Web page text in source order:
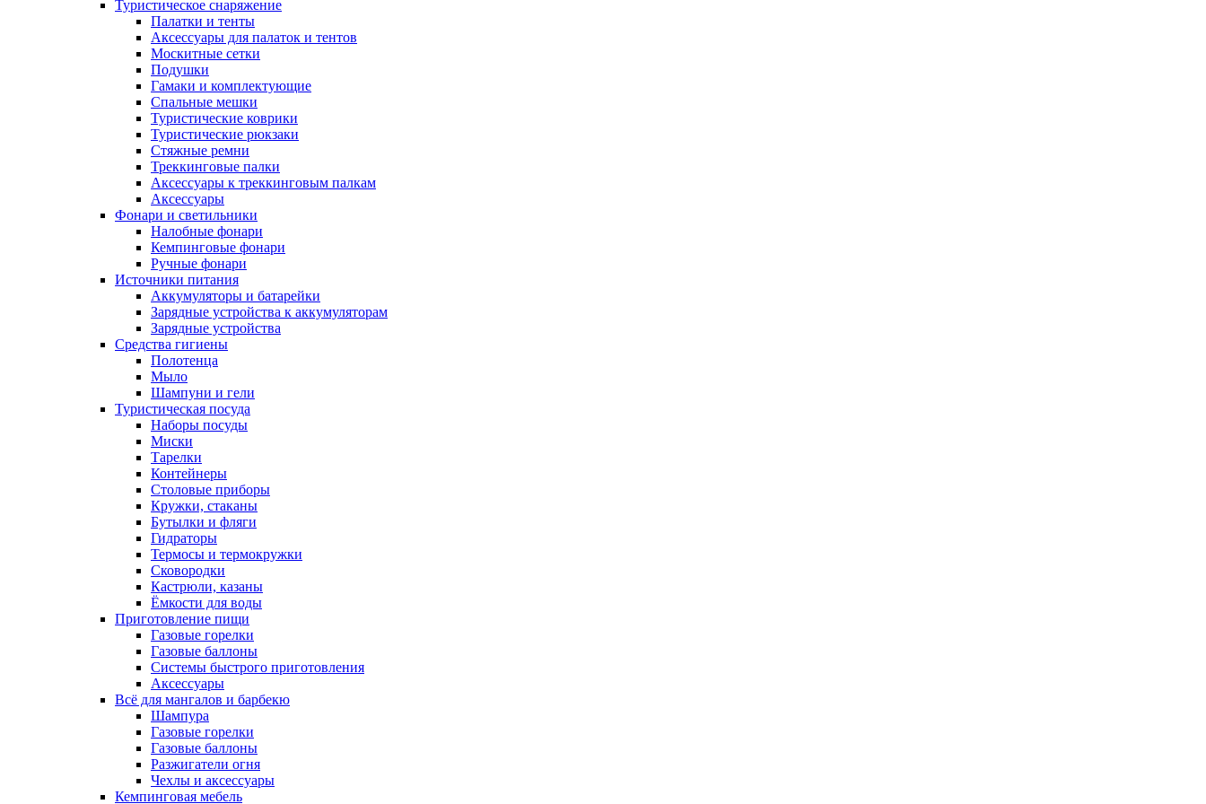
Туристическое снаряжение
Палатки и тенты
Аксессуары для палаток и тентов
Москитные сетки
Подушки
Гамаки и комплектующие
Спальные мешки
Туристические коврики
Туристические рюкзаки
Стяжные ремни
Треккинговые палки
Аксессуары к треккинговым палкам
Аксессуары
Фонари и светильники
Налобные фонари
Кемпинговые фонари
Ручные фонари
Источники питания
Аккумуляторы и батарейки
Зарядные устройства к аккумуляторам
Зарядные устройства
Средства гигиены
Полотенца
Мыло
Шампуни и гели
Туристическая посуда
Наборы посуды
Миски
Тарелки
Контейнеры
Столовые приборы
Кружки, стаканы
Бутылки и фляги
Гидраторы
Термосы и термокружки
Сковородки
Кастрюли, казаны
Ёмкости для воды
Приготовление пищи
Газовые горелки
Газовые баллоны
Системы быстрого приготовления
Аксессуары
Всё для мангалов и барбекю
Шампура
Газовые горелки
Газовые баллоны
Разжигатели огня
Чехлы и аксессуары
Кемпинговая мебель